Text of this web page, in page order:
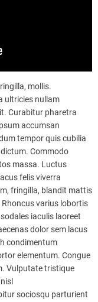
mollis.
ultricies nullam
Curabitur pharetra
accumsan
tempor quis cubilia
Commodo
massa. Luctus
felis viverra
fringilla, blandit mattis
varius lobortis
iaculis laoreet
dolor sem lacus
condimentum
elementum. Congue
Vulputate tristique
sociosqu parturient